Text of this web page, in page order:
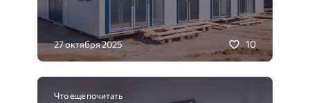
27 октября 2025 10
Что еще почитать